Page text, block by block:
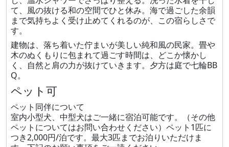
て、風の抜ける和の空間でひと休み。海で過ごした余韻
まで気持ちよく受け止めてくれるのが、この宿らしさで
す。
建物は、落ち着いた佇まいが美しい純和風の民家。畳や
木のぬくもりに包まれて過ごす時間は、どこか懐かし
く、自然と肩の力が抜けていきます。夕方は庭で七輪BB
Q。
ペット可
ペット同伴について
室内小型犬、中型犬はご一緒に宿泊可能です。（その他
ペットについてはお問い合わせください）ペット1匹に
つき2,000円/泊です。最大3匹までお泊りいただけま